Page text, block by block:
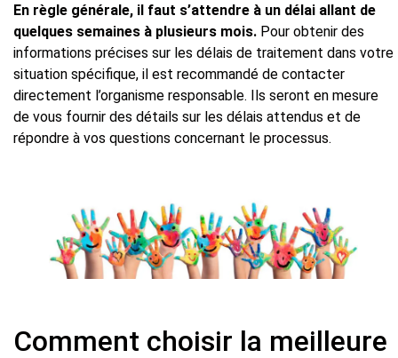
En règle générale, il faut s’attendre à un délai allant de
quelques semaines à plusieurs mois. Pour obtenir des
informations précises sur les délais de traitement dans votre
situation spécifique, il est recommandé de contacter
directement l’organisme responsable. Ils seront en mesure
de vous fournir des détails sur les délais attendus et de
répondre à vos questions concernant le processus.
Comment choisir la meilleure